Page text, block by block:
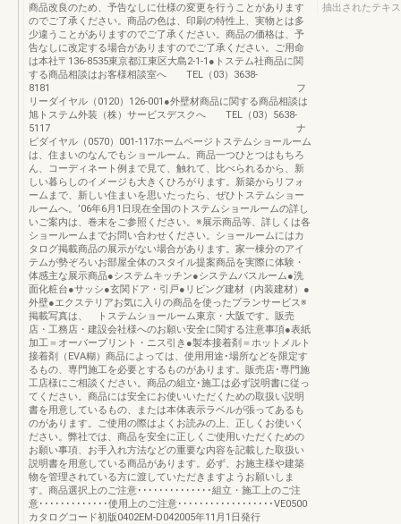
商品改良のため、予告なしに仕様の変更を行うことがあります
のでご了承ください。商品の色は、印刷の特性上、実物とは多
少違うことがありますのでご了承ください。商品の価格は、予
告なしに改定する場合がありますのでご了承ください。ご用命
は本社〒136-8535東京都江東区大島2-1-1●トステム社商品に関
する商品相談はお客様相談室へ TEL（03）3638-
8181 フ
リーダイヤル（0120）126-001●外壁材商品に関する商品相談は
旭トステム外装（株）サービスデスクへ TEL（03）5638-
5117 ナ
ビダイヤル（0570）001-117ホームページトステムショールーム
は、住まいのなんでもショールーム。商品一つひとつはもちろ
ん、コーディネート例まで見て、触れて、比べられるから、新
しい暮らしのイメージも大きくひろがります。新築からリフォ
ームまで、新しい住まいを思いたったら、ぜひトステムショー
ルームへ。’06年6月1日現在全国のトステムショールームの詳し
いご案内は、巻末をご参照ください。※展示商品等、詳しくは各
ショールームまでお問い合わせください。ショールームにはカ
タログ掲載商品の展示がない場合があります。家一棟分のアイ
テムが勢ぞろいお部屋全体のスタイル提案商品を実際に体験・
体感主な展示商品●システムキッチン●システムバスルーム●洗
面化粧台●サッシ●玄関ドア・引戸●リビング建材（内装建材）●
外壁●エクステリアお気に入りの商品を使ったプランサービス※
掲載写真は、 トステムショールーム東京・大阪です。販売
店・工務店・建設会社様へのお願い安全に関する注意事項●表紙
加工＝オーバープリント・ニス引き●製本接着剤＝ホットメルト
接着剤（EVA糊）商品によっては、使用用途･場所などを限定す
るもの、専門施工を必要とするものがあります。販売店･専門施
工店様にご相談ください。商品の組立･施工は必ず説明書に従っ
てください。商品には安全にお使いいただくための取扱い説明
書を用意しているもの、または本体表示ラベルが張ってあるも
のがあります。ご使用の際はよくお読みの上、正しくお使いく
ださい。弊社では、商品を安全に正しくご使用いただくための
お願い事項、お手入れ方法などの重要な内容を記載した取扱い
説明書を用意している商品があります。必ず、お施主様や建築
物を管理されている方に渡していただきますようお願いしま
す。商品選択上のご注意･･････････････組立・施工上のご注
意･････････････使用上のご注意･･････････････････VE0500
カタログコード初版0402EM-D042005年11月1日発行
抽出されたテキ